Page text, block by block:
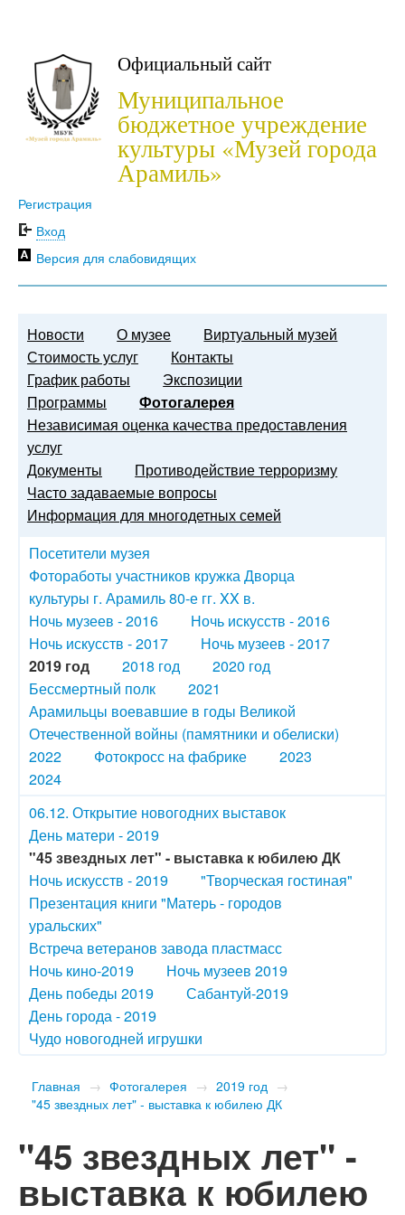
Официальный сайт
Муниципальное
бюджетное учреждение
культуры «Музей города
Арамиль»
Регистрация
Вход
Версия для слабовидящих
Новости О музее
Виртуальный музей
Стоимость услуг
Контакты
График работы
Экспозиции
Программы
Фотогалерея
Независимая оценка качества предоставления
услуг
Документы
Противодействие терроризму
Часто задаваемые вопросы
Информация для многодетных семей
Посетители музея
Фотоработы участников кружка Дворца
культуры г. Арамиль 80-е гг. XX в.
Ночь музеев - 2016
Ночь искусств - 2016
Ночь искусств - 2017
Ночь музеев - 2017
2019 год
2018 год
2020 год
Бессмертный полк
2021
Арамильцы воевавшие в годы Великой
Отечественной войны (памятники и обелиски)
2022
Фотокросс на фабрике
2023
2024
06.12. Открытие новогодних выставок
День матери - 2019
"45 звездных лет" - выставка к юбилею ДК
Ночь искусств - 2019
"Творческая гостиная"
Презентация книги "Матерь - городов
уральских"
Встреча ветеранов завода пластмасс
Ночь кино-2019
Ночь музеев 2019
День победы 2019
Сабантуй-2019
День города - 2019
Чудо новогодней игрушки
Главная → Фотогалерея → 2019 год →
"45 звездных лет" - выставка к юбилею ДК
"45 звездных лет" -
выставка к юбилею